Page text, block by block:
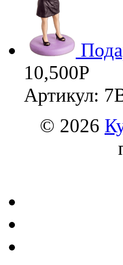
10,500Р
Артикул:
© 2026